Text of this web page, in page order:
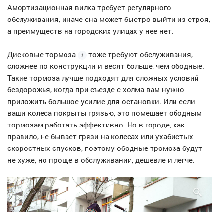
Амортизационная вилка требует регулярного
обслуживания, иначе она может быстро выйти из строя,
а преимуществ на городских улицах у нее нет.
Дисковые тормоза
тоже требуют обслуживания,
сложнее по конструкции и весят больше, чем ободные.
Такие тормоза лучше подходят для сложных условий
бездорожья, когда при съезде с холма вам нужно
приложить большое усилие для остановки. Или если
ваши колеса покрыты грязью, это помешает ободным
тормозам работать эффективно. Но в городе, как
правило, не бывает грязи на колесах или ухабистых
скоростных спусков, поэтому ободные тромоза будут
не хуже, но проще в обслуживании, дешевле и легче.